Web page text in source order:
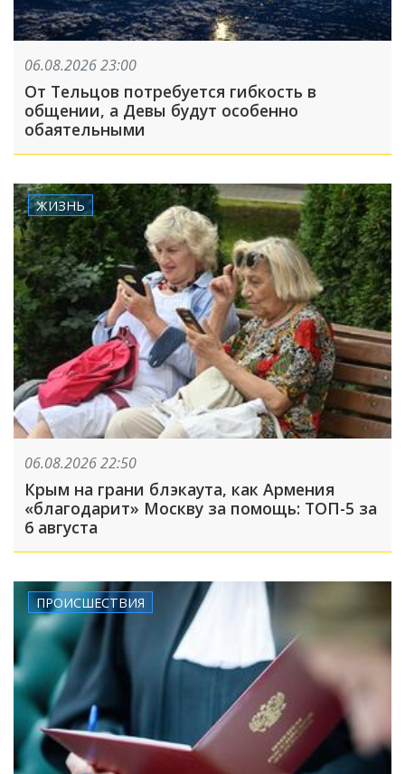
06.08.2026 23:00
От Тельцов потребуется гибкость в
общении, а Девы будут особенно
обаятельными
ЖИЗНЬ
06.08.2026 22:50
Крым на грани блэкаута, как Армения
«благодарит» Москву за помощь: ТОП-5 за
6 августа
ПРОИСШЕСТВИЯ